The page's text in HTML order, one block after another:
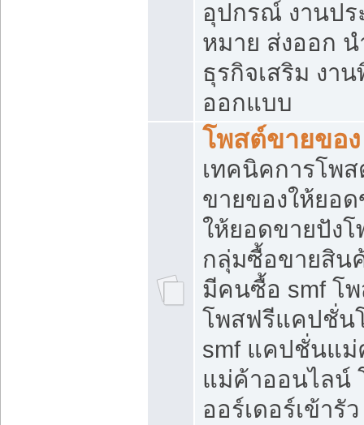
อุปกรณ์ งานป
หมาย ส่งออก น
ธุรกิจเสริม งา
ออกแบบ
โพสต์ขายของ
เทคนิคการโพ
ขายของให้ยอ
ให้ยอดขายปัง
กลุ่มซื้อขายสิน
มีคนซื้อ smf โ
โพสฟรีแคปชั่น
smf แคปชั่นแ
แม่ค้าออนไลน์
ออร์เดอร์เข้ารั